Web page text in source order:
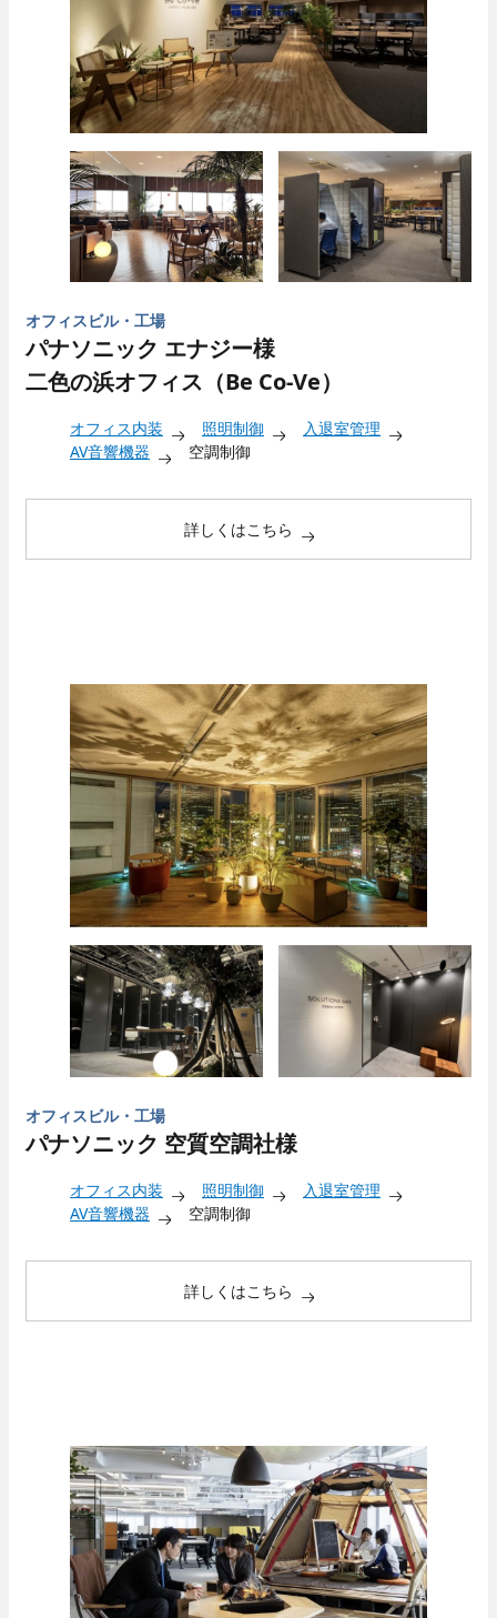
オフィスビル・工場
パナソニック エナジー様
二色の浜オフィス（Be Co-Ve）
オフィス内装 照明制御
入退室管理
AV音響機器
空調制御
詳しくはこちら
オフィスビル・工場
パナソニック 空質空調社様
オフィス内装 照明制御
入退室管理
AV音響機器
空調制御
詳しくはこちら
キャリア採用
採用Q＆A